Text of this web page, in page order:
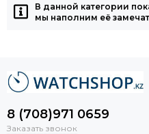
В данной категории
мы наполним её
8 (708)971 0659
Заказать звонок